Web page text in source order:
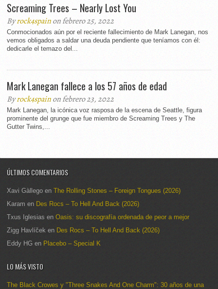
Screaming Trees – Nearly Lost You
Byrock4spainon febrero 25, 2022
Conmocionados aún por el reciente fallecimiento de Mark Lanegan, nos
vemos obligados a saldar una deuda pendiente que teníamos con él:
dedicarle el temazo del...
Mark Lanegan fallece a los 57 años de edad
Byrock4spainon febrero 23, 2022
Mark Lanegan, la icónica voz rasposa de la escena de Seattle, figura
prominente del grunge que fue miembro de Screaming Trees y The
Gutter Twins,...
ÚLTIMOS COMENTARIOS
Xavi Gàllego en The Rolling Stones – Foreign Tongues (2026)
Karam en Des Rocs – To Hell And Back (2026)
Txus Iglesias en Oasis: su discografía ordenada de peor a mejor
Zigg Havlíček en Des Rocs – To Hell And Back (2026)
Eddy HG en Placebo – Special K
LO MÁS VISTO
The Black Crowes y "Three Snakes And One Charm": 30 años de una